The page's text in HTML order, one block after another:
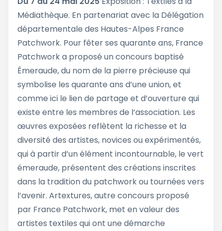
Médiathèque. En partenariat avec la Délégation
départementale des Hautes-Alpes France
Patchwork. Pour fêter ses quarante ans, France
Patchwork a proposé un concours baptisé
Émeraude, du nom de la pierre précieuse qui
symbolise les quarante ans d’une union, et
comme ici le lien de partage et d’ouverture qui
existe entre les membres de l’association. Les
œuvres exposées reflètent la richesse et la
diversité des artistes, novices ou expérimentés,
qui à partir d’un élément incontournable, le vert
émeraude, présentent des créations inscrites
dans la tradition du patchwork ou tournées vers
l’avenir. Artextures, autre concours proposé
par France Patchwork, met en valeur des
artistes textiles qui ont une démarche